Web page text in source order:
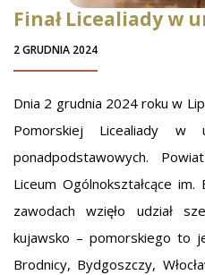
Finał Licealiady w
2 GRUDNIA 2024
Dnia 2 grudnia 2024 roku w
Pomorskiej Licealiady w
ponadpodstawowych.
Liceum Ogólnokształcące
zawodach wzięło udział
kujawsko – pomorskiego to
Brodnicy, Bydgoszczy,